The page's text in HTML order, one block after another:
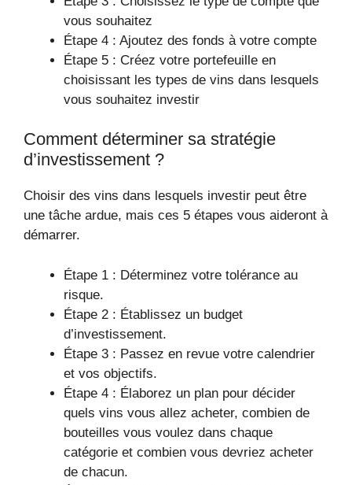
vous souhaitez
Étape 4 : Ajoutez des fonds à votre compte
Étape 5 : Créez votre portefeuille en
choisissant les types de vins dans lesquels
vous souhaitez investir
Comment déterminer sa stratégie
d’investissement ?
Choisir des vins dans lesquels investir peut être
une tâche ardue, mais ces 5 étapes vous aideront à
démarrer.
Étape 1 : Déterminez votre tolérance au
risque.
Étape 2 : Établissez un budget
d’investissement.
Étape 3 : Passez en revue votre calendrier
et vos objectifs.
Étape 4 : Élaborez un plan pour décider
quels vins vous allez acheter, combien de
bouteilles vous voulez dans chaque
catégorie et combien vous devriez acheter
de chacun.